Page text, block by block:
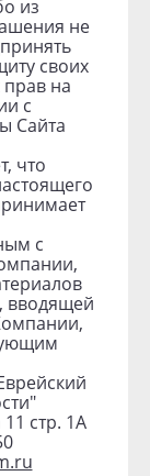
из
не
своих
прав на
с
Сайта
что
с
вводящей
стр. 1А